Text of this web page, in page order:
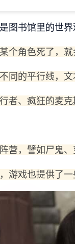
图书馆里的世界
个角色死了，就
同的平行线，
者、疯狂的麦克
营，譬如尸鬼、
游戏也提供了一